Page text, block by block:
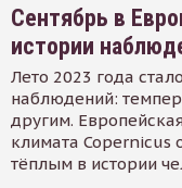
Сентябрь в
истории
Лето 2023 года
наблюдений:
другим.
климата Copernicus
тёплым в истории